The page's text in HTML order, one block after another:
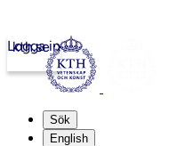
kth.se
Logga in
Sök
English